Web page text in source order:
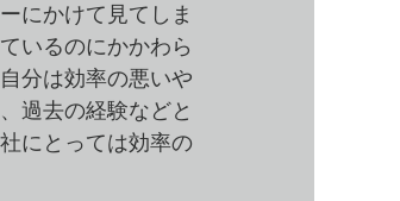
にかけて見てしま
いるのにかかわら
分は効率の悪いや
過去の経験などと
にとっては効率の